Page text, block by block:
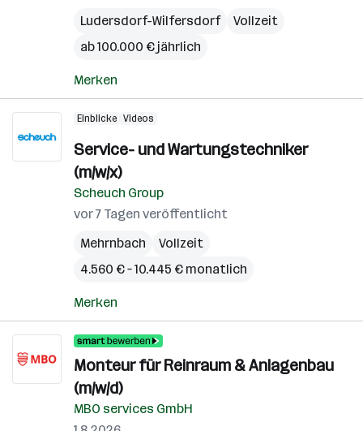
Ludersdorf-Wilfersdorf
Vollzeit
ab 100.000 € jährlich
Merken
Einblicke Videos
Service- und Wartungstechniker
(m/w/x)
Scheuch Group
vor 7 Tagen veröffentlicht
Mehrnbach
Vollzeit
4.560 € – 10.445 € monatlich
Merken
Monteur für Reinraum & Anlagenbau
(m/w/d)
MBO services GmbH